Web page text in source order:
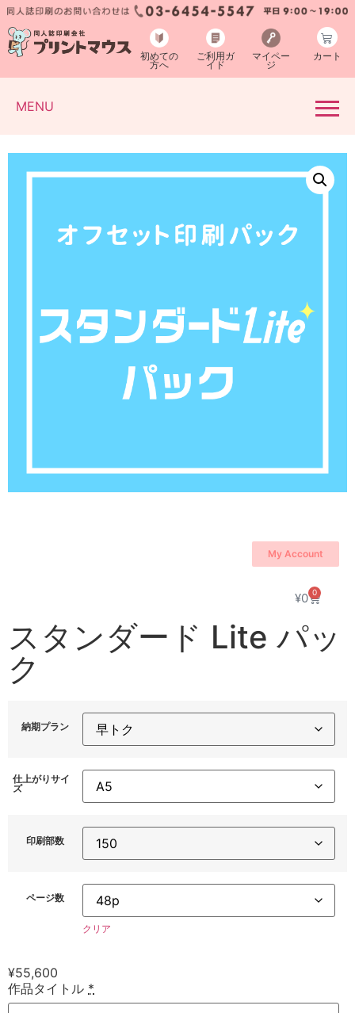
初めての
方へ
ご利用ガ
イド
マイペー
ジ
カート
MENU
My Account
¥0 0
スタンダード Lite パッ
ク
納期プラン
仕上がりサイ
ズ
印刷部数
ページ数
クリア
¥55,600
作品タイトル *